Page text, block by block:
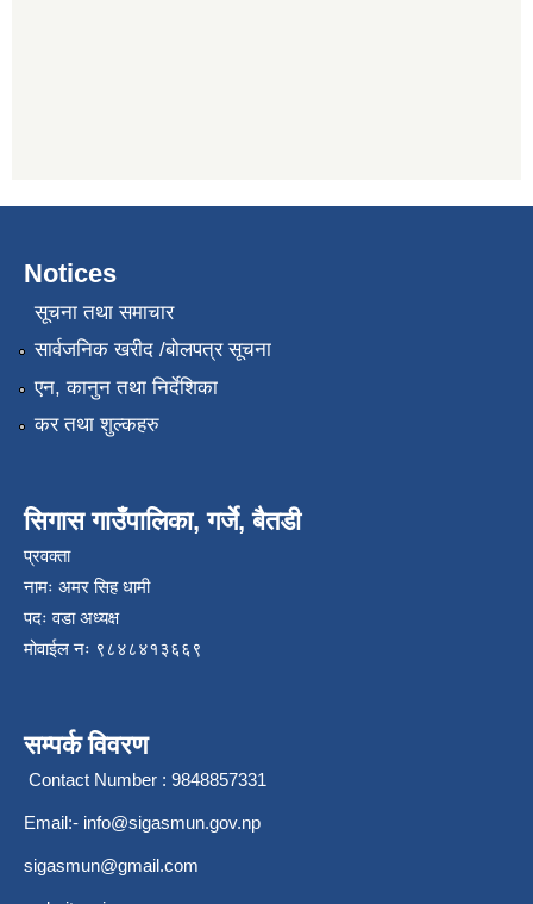
Notices
सूचना तथा समाचार
सार्वजनिक खरीद /बोलपत्र सूचना
एन, कानुन तथा निर्देशिका
कर तथा शुल्कहरु
सिगास गाउँपालिका, गर्जे, बैतडी
प्रवक्ता
नामः अमर सिह धामी
पदः वडा अध्यक्ष
मोवाईल न‌ः ९८४८४१३६६९
सम्पर्क विवरण
Contact Number : 9848857331
Email:- info@sigasmun.gov.np
sigasmun@gmail.com